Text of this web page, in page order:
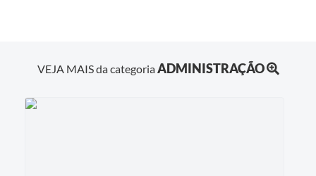
VEJA MAIS da categoriaADMINISTRAÇÃO